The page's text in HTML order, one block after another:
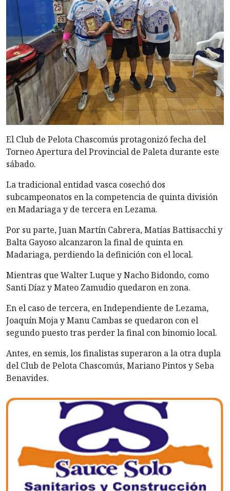
El Club de Pelota Chascomús protagonizó fecha del
Torneo Apertura del Provincial de Paleta durante este
sábado.
La tradicional entidad vasca cosechó dos
subcampeonatos en la competencia de quinta división
en Madariaga y de tercera en Lezama.
Por su parte, Juan Martín Cabrera, Matías Battisacchi y
Balta Gayoso alcanzaron la final de quinta en
Madariaga, perdiendo la definición con el local.
Mientras que Walter Luque y Nacho Bidondo, como
Santi Díaz y Mateo Zamudio quedaron en zona.
En el caso de tercera, en Independiente de Lezama,
Joaquín Moja y Manu Cambas se quedaron con el
segundo puesto tras perder la final con binomio local.
Antes, en semis, los finalistas superaron a la otra dupla
del Club de Pelota Chascomús, Mariano Pintos y Seba
Benavides.